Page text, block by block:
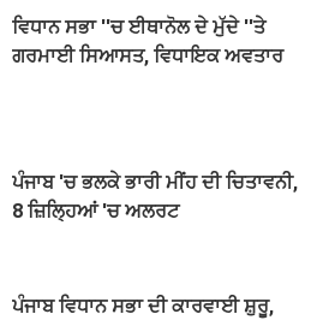
ਵਿਧਾਨ ਸਭਾ ''ਚ ਈਥਾਨੋਲ ਦੇ ਮੁੱਦੇ ''ਤੇ
ਗਰਮਾਈ ਸਿਆਸਤ, ਵਿਧਾਇਕ ਅਵਤਾਰ
ਪੰਜਾਬ 'ਚ ਭਲਕੇ ਭਾਰੀ ਮੀਂਹ ਦੀ ਚਿਤਾਵਨੀ,
8 ਜ਼ਿਲ੍ਹਿਆਂ 'ਚ ਅਲਰਟ
ਪੰਜਾਬ ਵਿਧਾਨ ਸਭਾ ਦੀ ਕਾਰਵਾਈ ਸ਼ੁਰੂ,